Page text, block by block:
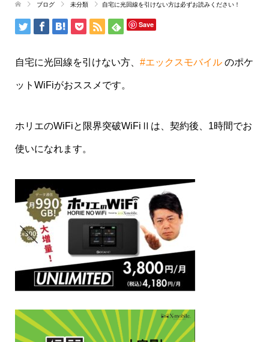
ブログ 未分類 自宅に光回線を引けない方は必ずお読みください！
Save
自宅に光回線を引けない方、 #エックスモバイルのポケ
ットWiFiがおススメです。
ホリエのWiFiと限界突破WiFiⅡは、契約後、1時間でお
使いになれます。